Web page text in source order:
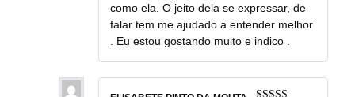
como ela. O jeito dela se expressar, de
falar tem me ajudado a entender melhor
. Eu estou gostando muito e indico .